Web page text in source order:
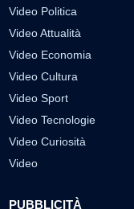
Video Politica
Video Attualità
Video Economia
Video Cultura
Video Sport
Video Tecnologie
Video Curiosità
Video
PUBBLICITÀ